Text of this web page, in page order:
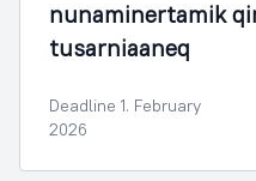
nunaminertamik
tusarniaaneq
Deadline 1. February
2026